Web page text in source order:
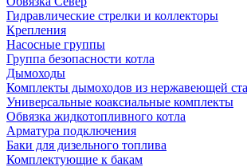
Гидравлические стрелки и коллекторы
Крепления
Насосные группы
Группа безопасности котла
Дымоходы
Комплекты дымоходов из нержавеющей
Универсальные коаксиальные комплекты
Обвязка жидкотопливного котла
Арматура подключения
Баки для дизельного топлива
Комплектующие к бакам